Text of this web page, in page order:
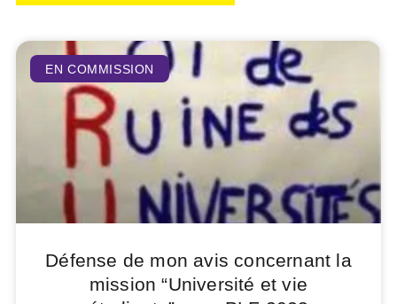
EN COMMISSION
Défense de mon avis concernant la
mission “Université et vie